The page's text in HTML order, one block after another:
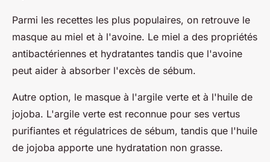
Parmi les recettes les plus populaires, on retrouve le
masque au miel et à l'avoine. Le miel a des propriétés
antibactériennes et hydratantes tandis que l'avoine
peut aider à absorber l'excès de sébum.
Autre option, le masque à l'argile verte et à l'huile de
jojoba. L'argile verte est reconnue pour ses vertus
purifiantes et régulatrices de sébum, tandis que l'huile
de jojoba apporte une hydratation non grasse.